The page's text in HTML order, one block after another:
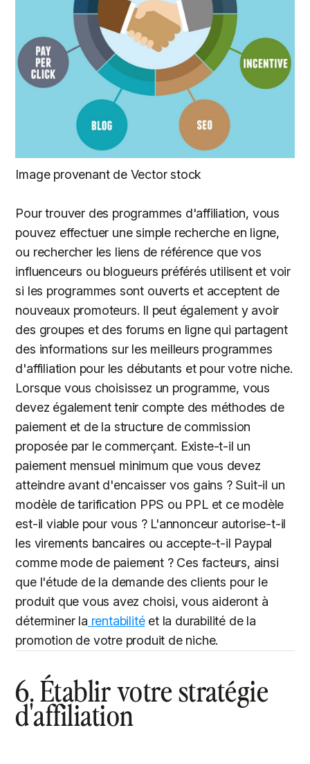
Image provenant de Vector stock
Pour trouver des programmes d'affiliation, vous
pouvez effectuer une simple recherche en ligne,
ou rechercher les liens de référence que vos
influenceurs ou blogueurs préférés utilisent et voir
si les programmes sont ouverts et acceptent de
nouveaux promoteurs. Il peut également y avoir
des groupes et des forums en ligne qui partagent
des informations sur les meilleurs programmes
d'affiliation pour les débutants et pour votre niche.
Lorsque vous choisissez un programme, vous
devez également tenir compte des méthodes de
paiement et de la structure de commission
proposée par le commerçant. Existe-t-il un
paiement mensuel minimum que vous devez
atteindre avant d'encaisser vos gains ? Suit-il un
modèle de tarification PPS ou PPL et ce modèle
est-il viable pour vous ? L'annonceur autorise-t-il
les virements bancaires ou accepte-t-il Paypal
comme mode de paiement ? Ces facteurs, ainsi
que l'étude de la demande des clients pour le
produit que vous avez choisi, vous aideront à
déterminer la rentabilitéet la durabilité de la
promotion de votre produit de niche.
6. Établir votre stratégie
d'affiliation